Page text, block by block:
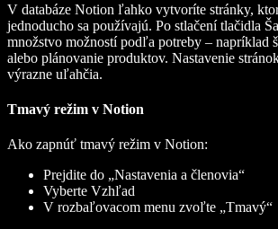
V databáze Notion ľahko vytvoríte stránky,
jednoducho sa používajú. Po stlačení tlačidla
množstvo možností podľa potreby – napríklad
alebo plánovanie produktov. Nastavenie
výrazne uľahčia.
Tmavý režim v Notion
Ako zapnúť tmavý režim v Notion:
Prejdite do „Nastavenia a členovia“
Vyberte Vzhľad
V rozbaľovacom menu zvoľte „Tmavý“